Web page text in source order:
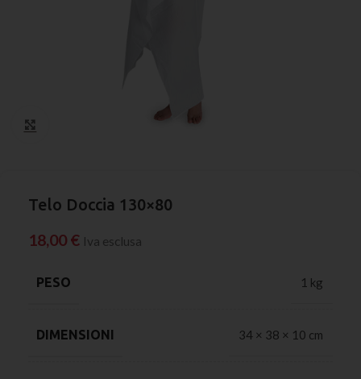
Telo Doccia 130×80
18,00 € Iva esclusa
PESO 1 kg
DIMENSIONI 34 × 38 × 10 cm